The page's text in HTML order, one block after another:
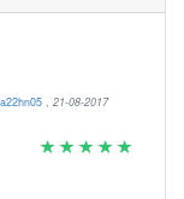
, 21-08-2017